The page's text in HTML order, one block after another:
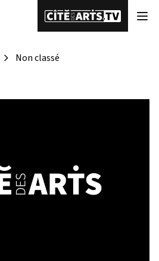
Non classé